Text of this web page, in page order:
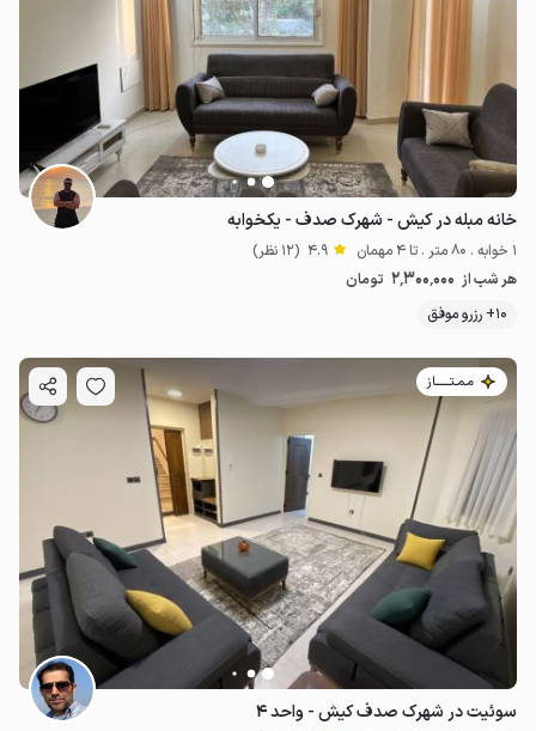
خانه مبله در کیش - شهرک صدف - یکخوابه
1 خوابه . 80 متر . تا 4 مهمان 4.9 (12 نظر)
هر شب از 2٬300٬000 تومان
10+ رزرو موفق
مـمـتــــــاز
سوئیت در شهرک صدف کیش - واحد ۴